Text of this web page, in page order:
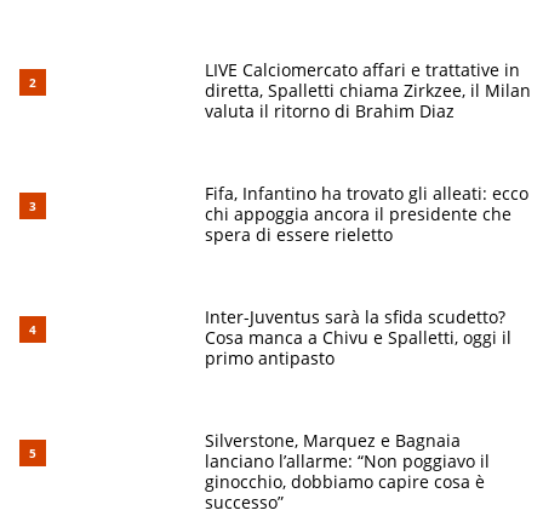
LIVE Calciomercato affari e trattative in
diretta, Spalletti chiama Zirkzee, il Milan
valuta il ritorno di Brahim Diaz
Fifa, Infantino ha trovato gli alleati: ecco
chi appoggia ancora il presidente che
spera di essere rieletto
Inter-Juventus sarà la sfida scudetto?
Cosa manca a Chivu e Spalletti, oggi il
primo antipasto
Silverstone, Marquez e Bagnaia
lanciano l’allarme: “Non poggiavo il
ginocchio, dobbiamo capire cosa è
successo”